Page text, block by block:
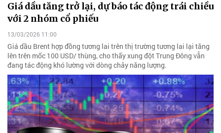
Giá dầu tăng trở lại, dự báo tác động trái chiều
với 2 nhóm cổ phiếu
13/03/2026 11:00
Giá dầu Brent hợp đồng tương lai trên thị trường tương lai lại tăng
lên trên mốc 100 USD/ thùng, cho thấy xung đột Trung Đông vẫn
đang tác động khó lường với dòng chảy năng lượng.